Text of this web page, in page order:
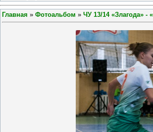
Главная » Фотоальбом » ЧУ 13/14 «Злагода» -